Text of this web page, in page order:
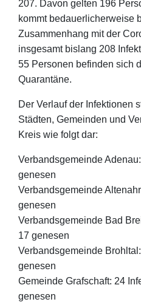
207. Davon gelten 196
kommt bedauerlicherweise
Zusammenhang mit der
insgesamt bislang 208
55 Personen befinden sich
Quarantäne.
Der Verlauf der Infektionen
Städten, Gemeinden und
Kreis wie folgt dar:
Verbandsgemeinde
genesen
Verbandsgemeinde
genesen
Verbandsgemeinde Bad
17 genesen
Verbandsgemeinde
genesen
Gemeinde Grafschaft: 24
genesen